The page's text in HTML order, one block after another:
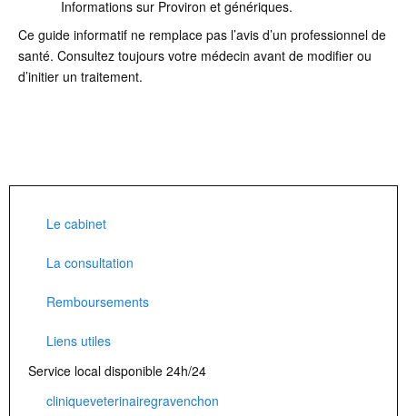
Informations sur Proviron et génériques.
Ce guide informatif ne remplace pas l’avis d’un professionnel de
santé. Consultez toujours votre médecin avant de modifier ou
d’initier un traitement.
Le cabinet
La consultation
Remboursements
Liens utiles
Service local disponible 24h/24
cliniqueveterinairegravenchon